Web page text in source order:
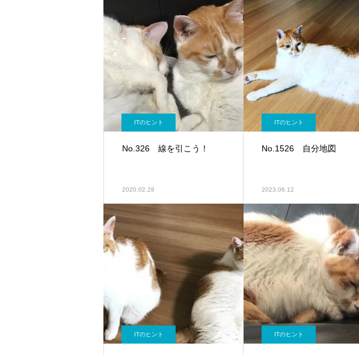
ITのヒント
No.326 線を引こう！
2020.02.28
ITのヒント
No.1526 自分地図
2023.06.12
ITのヒント ITのヒント